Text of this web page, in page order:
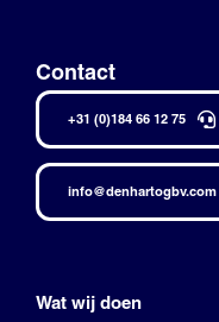
Contact
+31 (0)184 66 12 75
info@denhartogbv.com
Wat wij doen